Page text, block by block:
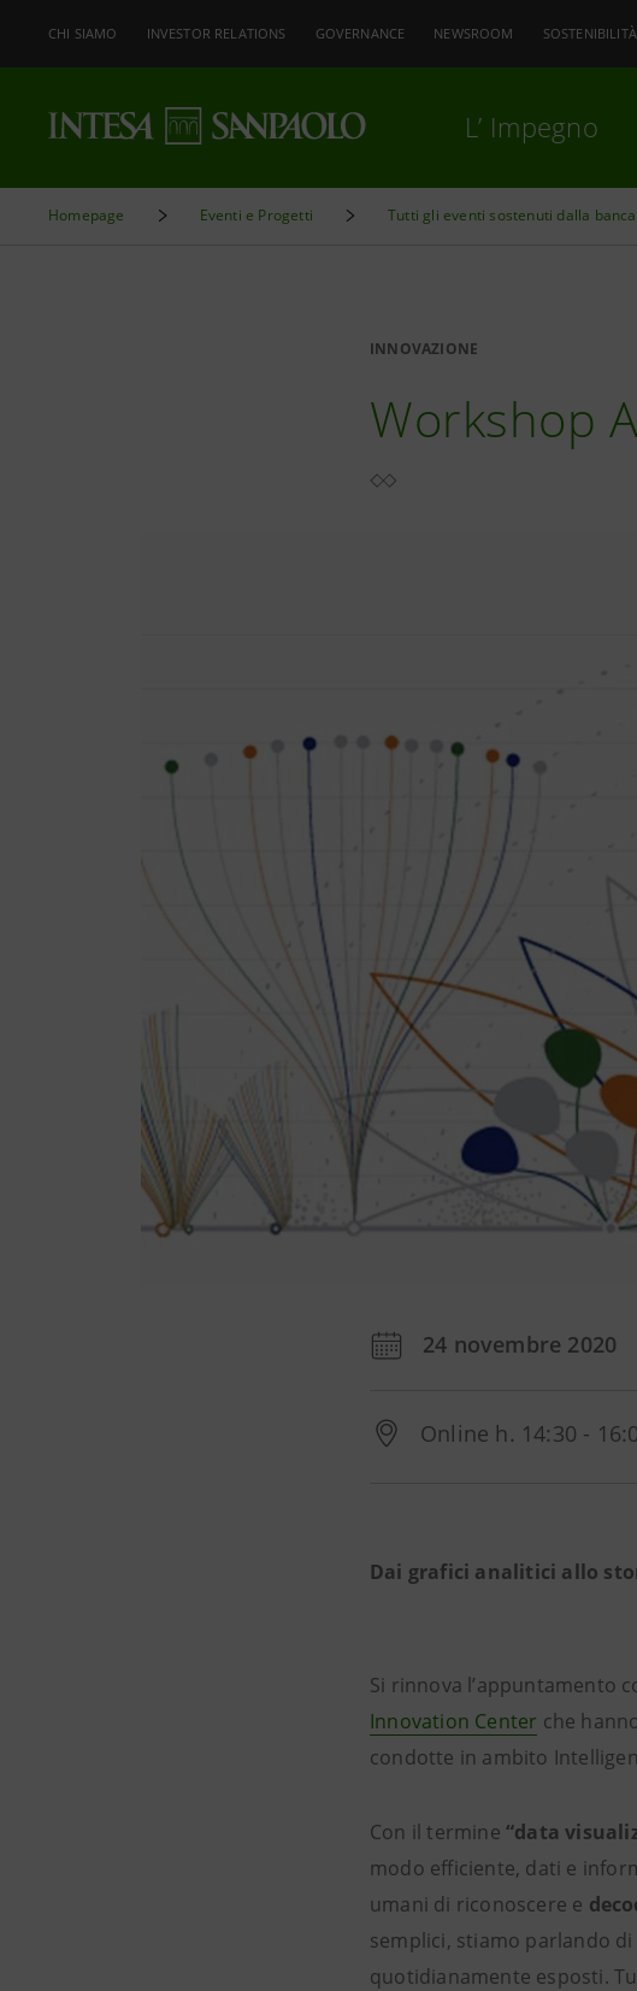
CHI SIAMO INVESTOR RELATIONS GOVERNANCE NEWSROOM SOSTENIBILITÀ
L’ Impegno
Homepage Eventi e Progetti Tutti gli eventi sostenuti dalla banca
INNOVAZIONE
Workshop
24 novembre 2020
Online h. 14:30 -
Dai grafici analitici allo
Si rinnova l’appuntamento
Innovation Center che
condotte in ambito
Con il termine “data
modo efficiente, dati e
umani di riconoscere e
semplici, stiamo parlando
quotidianamente esposti.